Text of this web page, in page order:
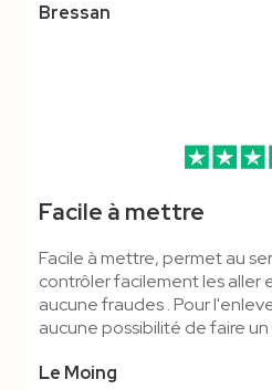
Bressan
Facile à mettre
Facile à mettre, permet au
contrôler facilement les aller
aucune fraudes . Pour
aucune possibilité de faire
Le Moing